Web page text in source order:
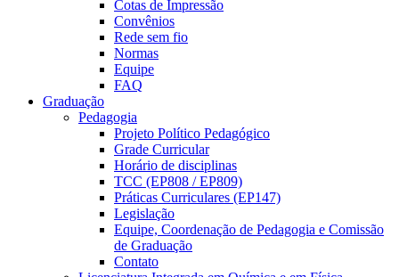
Cotas de Impressão
Convênios
Rede sem fio
Normas
Equipe
FAQ
Graduação
Pedagogia
Projeto Político Pedagógico
Grade Curricular
Horário de disciplinas
TCC (EP808 / EP809)
Práticas Curriculares (EP147)
Legislação
Equipe, Coordenação de Pedagogia e Comissão
de Graduação
Contato